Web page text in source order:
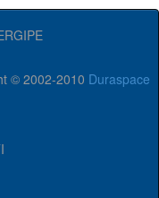
© 2002-2010 Duraspace